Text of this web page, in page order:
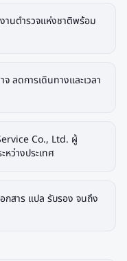
านตำรวจแห่งชาติพร้อม
ลดการเดินทางและเวลา
Co., Ltd. ผู้
หว่างประเทศ
กสาร แปล รับรอง จนถึง